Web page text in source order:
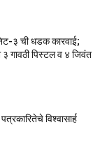
३ ची धडक कारवाई;
३ गावठी पिस्टल व ४ जिवंत
विश्वासार्ह